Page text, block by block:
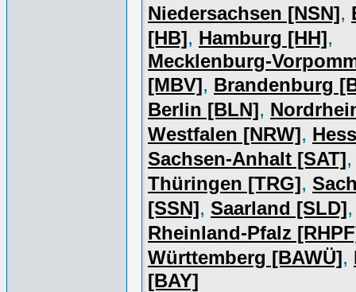
Niedersachsen [NSN],
[HB], Hamburg [HH],
Mecklenburg-
[MBV], Brandenburg
Berlin [BLN],
Westfalen [NRW],
Sachsen-Anhalt [SAT],
Thüringen [TRG],
[SSN], Saarland [SLD],
Rheinland-Pfalz
Württemberg [BAWÜ],
[BAY]